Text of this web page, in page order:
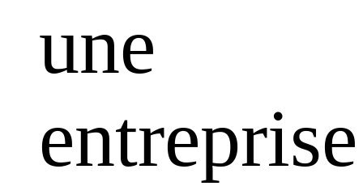
une
entreprise